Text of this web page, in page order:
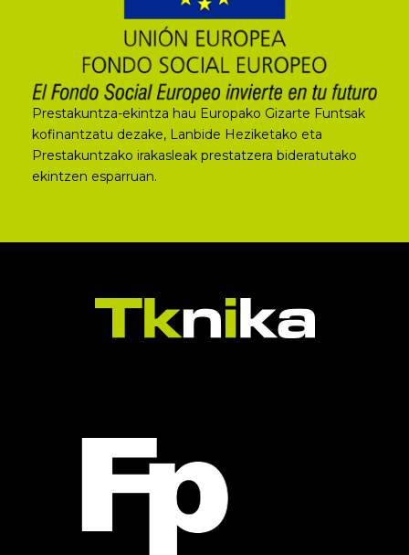
Prestakuntza-ekintza hau Europako Gizarte Funtsak
kofinantzatu dezake, Lanbide Heziketako eta
Prestakuntzako irakasleak prestatzera bideratutako
ekintzen esparruan.